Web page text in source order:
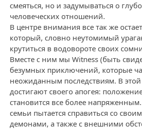
смеяться, но и задумываться о
человеческих отношений.
В центре внимания все так же
который, словно неутомимый
крутиться в водовороте своих
Вместе с ним мы Witness (быть
безумных приключений, которые
неожиданным последствиям. В
достигают своего апогея:
становится все более
семьи пытается справиться со
демонами, а также с внешними